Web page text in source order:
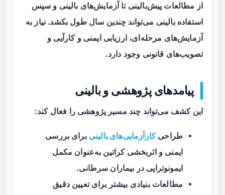
از مطالعات پیش‌بالینی تا آزمایش‌های بالینی و سپس
استفاده بالینی می‌تواند چندین سال طول بکشد. نیاز به
آزمایش‌های مرحله‌ای، ارزیابی ایمنی و کارآیی و
تصویب‌های قانونی وجود دارد.
پیامدهای پژوهشی و بالینی
این کشف می‌تواند چند مسیر پژوهشی را فعال کند:
طراحیکارآزمایی‌های بالینی برای بررسی
ایمنی و اثربخشی کراتین به‌عنوان مکمل
ایمونوتراپی در بیماران سرطانی.
مطالعات بنیادی بیشتر برای تعیین دقیق